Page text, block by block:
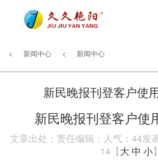
< 新闻中心 < 新闻中心
新民晚报刊登客户使
新民晚报刊登客户使
文章出处： 责任编辑： 人气： 44发
14【大 中 小】